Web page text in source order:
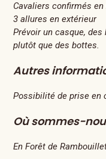
Cavaliers confirmés
3 allures en extérieur
Prévoir un casque,
plutôt que des bottes.
Autres
Possibilité de prise en
Où sommes-
En Forêt de